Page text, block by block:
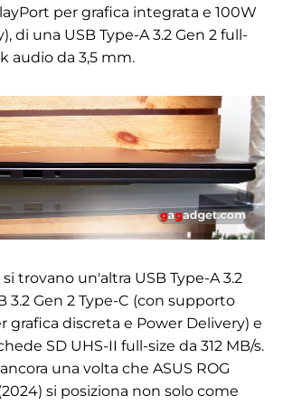
per grafica integrata e 100W
di una USB Type-A 3.2 Gen 2 full-
audio da 3,5 mm.
trovano un'altra USB Type-A 3.2
3.2 Gen 2 Type-C (con supporto
grafica discreta e Power Delivery) e
SD UHS-II full-size da 312 MB/s.
una volta che ASUS ROG
si posiziona non solo come